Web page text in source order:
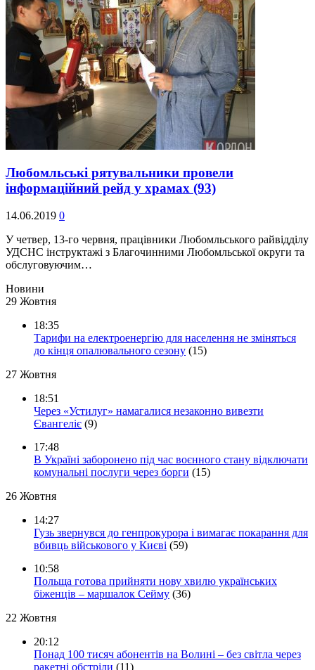
Любомльські рятувальники провели
інформаційний рейд у храмах (93)
14.06.2019 0
У четвер, 13-го червня, працівники Любомльського райвідділу
УДСНС інструктажі з Благочинними Любомльської округи та
обслуговуючим…
Новини
29 Жовтня
18:35
Тарифи на електроенергію для населення не зміняться
до кінця опалювального сезону (15)
27 Жовтня
18:51
Через «Устилуг» намагалися незаконно вивезти
Євангеліє (9)
17:48
В Україні заборонено під час воєнного стану відключати
комунальні послуги через борги (15)
26 Жовтня
14:27
Гузь звернувся до генпрокурора і вимагає покарання для
вбивць військового у Києві (59)
10:58
Польща готова прийняти нову хвилю українських
біженців – маршалок Сейму (36)
22 Жовтня
20:12
Понад 100 тисяч абонентів на Волині – без світла через
ракетні обстріли (11)